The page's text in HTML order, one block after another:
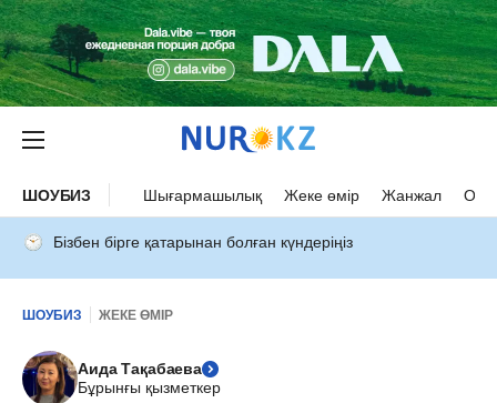
ШОУБИЗ Шығармашылық Жеке өмір Жанжал
Бізбен бірге қатарынан болған күндеріңіз
ШОУБИЗ ЖЕКЕ ӨМІР
Аида Тақабаева
Бұрынғы қызметкер